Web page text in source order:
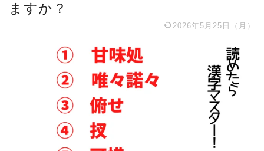
ますか？
2026年5月25日（月）